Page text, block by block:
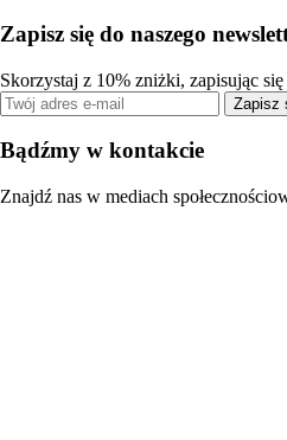
Zapisz się do naszego
Skorzystaj z 10% zniżki, zapisując
Zapisz
Bądźmy w kontakcie
Znajdź nas w mediach